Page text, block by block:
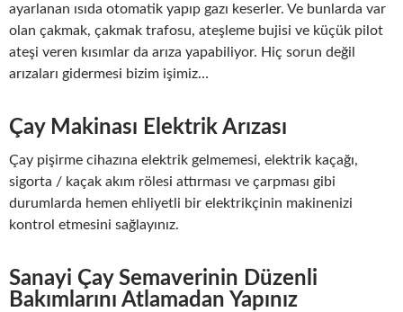
ayarlanan ısıda otomatik yapıp gazı keserler. Ve bunlarda var
olan çakmak, çakmak trafosu, ateşleme bujisi ve küçük pilot
ateşi veren kısımlar da arıza yapabiliyor. Hiç sorun değil
arızaları gidermesi bizim işimiz…
Çay Makinası Elektrik Arızası
Çay pişirme cihazına elektrik gelmemesi, elektrik kaçağı,
sigorta / kaçak akım rölesi attırması ve çarpması gibi
durumlarda hemen ehliyetli bir elektrikçinin makinenizi
kontrol etmesini sağlayınız.
Sanayi Çay Semaverinin Düzenli
Bakımlarını Atlamadan Yapınız